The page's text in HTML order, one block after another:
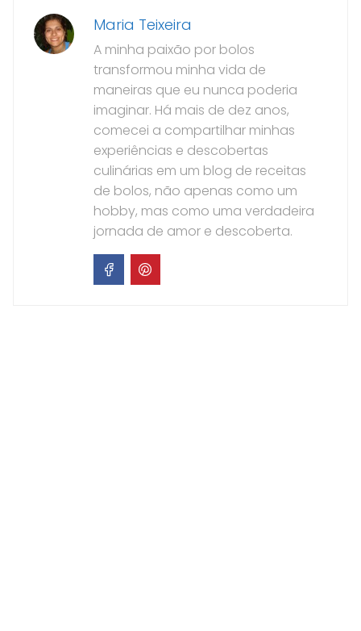
Maria Teixeira
A minha paixão por bolos
transformou minha vida de
maneiras que eu nunca poderia
imaginar. Há mais de dez anos,
comecei a compartilhar minhas
experiências e descobertas
culinárias em um blog de receitas
de bolos, não apenas como um
hobby, mas como uma verdadeira
jornada de amor e descoberta.